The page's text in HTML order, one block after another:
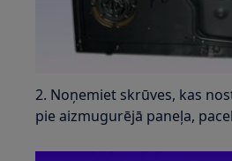
2. Noņemiet skrūves, kas
pie aizmugurējā paneļa,